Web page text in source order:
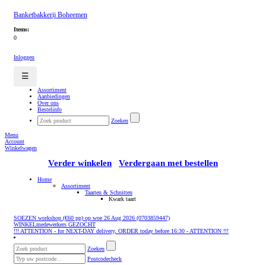
Banketbakkerij Boheemen
Items:
0
Inloggen
☰
Assortiment
Aanbiedingen
Over ons
Bestelinfo
Zoeken
Menu
Account
Winkelwagen
Verder winkelen Verdergaan met bestellen
Home
Assortiment
Taarten & Schnitten
Kwark taart
SOEZEN workshop (€60 pp) op woe 26 Aug 2026 (0703859447)
WINKELmedewerkers GEZOCHT
!!! ATTENTION - for NEXT-DAY delivery, ORDER today before 16:30 - ATTENTION !!!
Zoeken
Postcodecheck